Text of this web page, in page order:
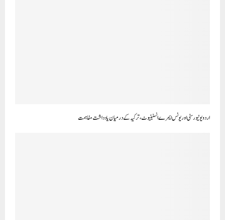
اردو یونیورسٹی اور یونس ایمرے انسٹیٹیوٹ، ترکیہ کے درمیان یادداشت مفاہمت